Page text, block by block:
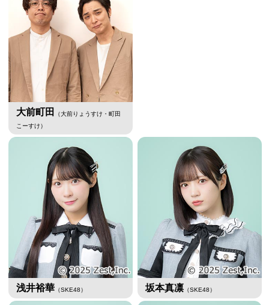
大前町田
（大前りょうすけ・町田
こーすけ）
浅井裕華（SKE48） 坂本真凛（SKE48）